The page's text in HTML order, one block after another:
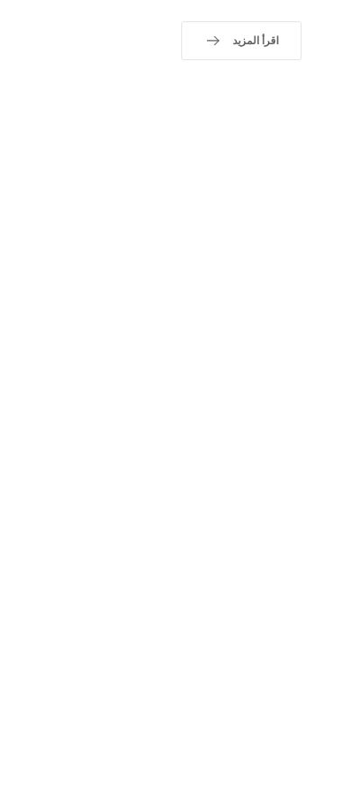
اقرأ المزيد